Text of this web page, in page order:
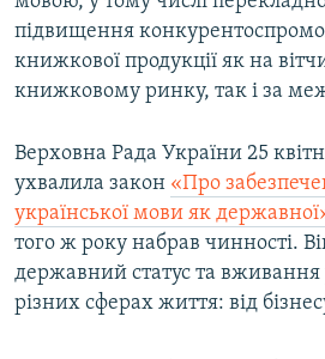
підвищення
книжкової продукції як на
книжковому ринку, так і за
Верховна Рада України 25
ухвалила закон «Про
української мови як
того ж року набрав чинності.
державний статус та вживання
різних сферах життя: від